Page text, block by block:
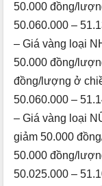
50.000 đồng/
50.060.000 –
– Giá vàng loại
50.000 đồng/
đồng/lượng ở
50.060.000 –
– Giá vàng loại
giảm 50.000
50.000 đồng/
50.025.000 –